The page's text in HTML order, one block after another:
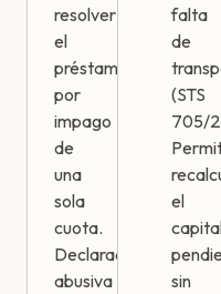
resolver
el
préstamo
por
impago
de
una
sola
cuota.
Declarada
abusiva
falta
de
(STS
705/
el
sin